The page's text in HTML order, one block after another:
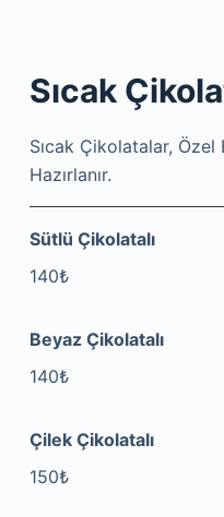
Sıcak
Sıcak Çikolatalar,
Hazırlanır.
Sütlü Çikolatalı
140₺
Beyaz Çikolatalı
140₺
Çilek Çikolatalı
150₺